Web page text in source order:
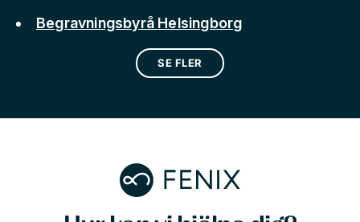
Begravningsbyrå Helsingborg
SE FLER